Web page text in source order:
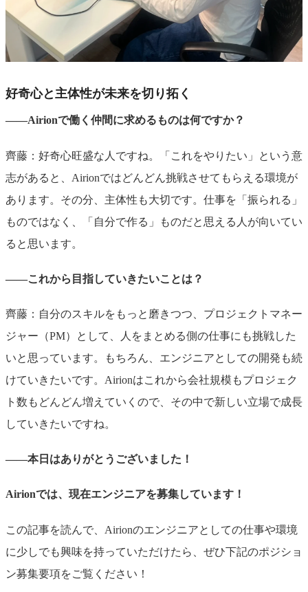
好奇心と主体性が未来を切り拓く
――Airionで働く仲間に求めるものは何ですか？
齊藤：好奇心旺盛な人ですね。「これをやりたい」という意
志があると、Airionではどんどん挑戦させてもらえる環境が
あります。その分、主体性も大切です。仕事を「振られる」
ものではなく、「自分で作る」ものだと思える人が向いてい
ると思います。
――これから目指していきたいことは？
齊藤：自分のスキルをもっと磨きつつ、プロジェクトマネー
ジャー（PM）として、人をまとめる側の仕事にも挑戦した
いと思っています。もちろん、エンジニアとしての開発も続
けていきたいです。Airionはこれから会社規模もプロジェク
ト数もどんどん増えていくので、その中で新しい立場で成長
していきたいですね。
――本日はありがとうございました！
Airionでは、現在エンジニアを募集しています！
この記事を読んで、Airionのエンジニアとしての仕事や環境
に少しでも興味を持っていただけたら、ぜひ下記のポジショ
ン募集要項をご覧ください！